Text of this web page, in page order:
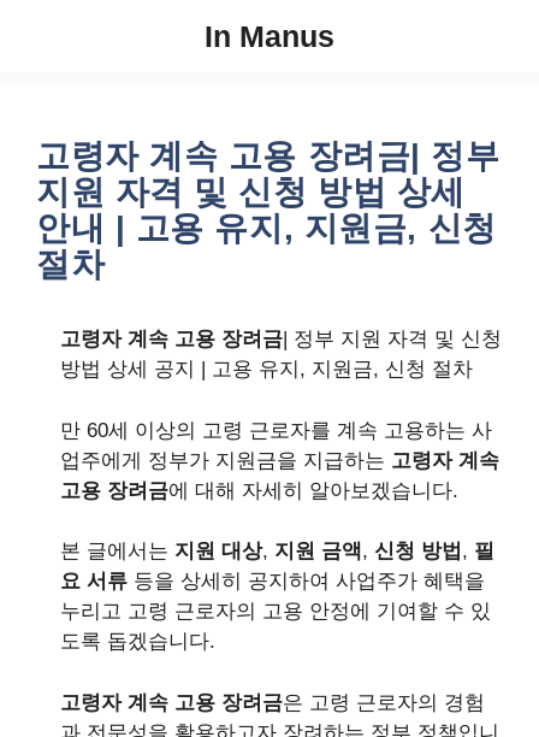
In Manus
고령자 계속 고용 장려금| 정부
지원 자격 및 신청 방법 상세
안내 | 고용 유지, 지원금, 신청
절차
고령자 계속 고용 장려금| 정부 지원 자격 및 신청
방법 상세 공지 | 고용 유지, 지원금, 신청 절차
만 60세 이상의 고령 근로자를 계속 고용하는 사
업주에게 정부가 지원금을 지급하는 고령자 계속
고용 장려금에 대해 자세히 알아보겠습니다.
본 글에서는 지원 대상, 지원 금액, 신청 방법 , 필
요 서류 등을 상세히 공지하여 사업주가 혜택을
누리고 고령 근로자의 고용 안정에 기여할 수 있
도록 돕겠습니다.
고령자 계속 고용 장려금은 고령 근로자의 경험
과 전문성을 활용하고자 장려하는 정부 정책입니